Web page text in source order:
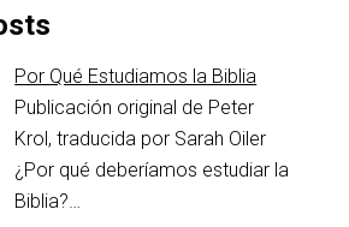
Por Qué Estudiamos la Biblia
Publicación original de Peter
Krol, traducida por Sarah Oiler
¿Por qué deberíamos estudiar la
Biblia?…